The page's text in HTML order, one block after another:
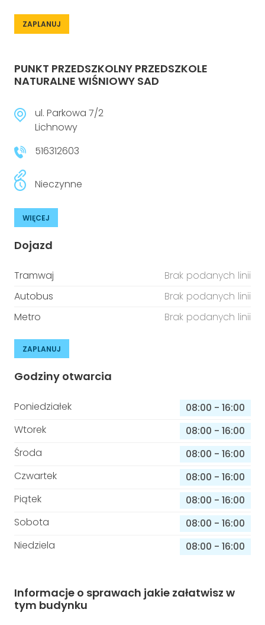
ZAPLANUJ
PUNKT PRZEDSZKOLNY PRZEDSZKOLE
NATURALNE WIŚNIOWY SAD
ul. Parkowa 7/2
Lichnowy
516312603
Nieczynne
WIĘCEJ
Dojazd
Tramwaj
Brak podanych linii
Autobus
Brak podanych linii
Metro
Brak podanych linii
ZAPLANUJ
Godziny otwarcia
Poniedziałek 08:00 - 16:00
Wtorek
08:00 - 16:00
Środa
08:00 - 16:00
Czwartek
08:00 - 16:00
Piątek
08:00 - 16:00
Sobota
08:00 - 16:00
Niedziela
08:00 - 16:00
Informacje o sprawach jakie załatwisz w
tym budynku